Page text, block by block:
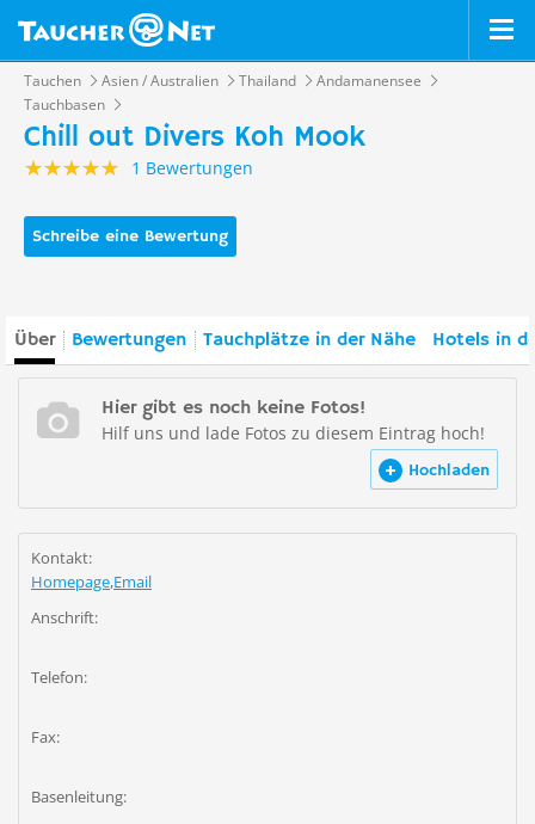
Tauchen Asien / Australien Thailand
Andamanensee
Tauchbasen
Chill out Divers Koh Mook
1 Bewertungen
Schreibe eine Bewertung
Über Bewertungen Tauchplätze in der Nähe Hotels in
Hier gibt es noch keine Fotos!
Hilf uns und lade Fotos zu diesem Eintrag hoch!
Hochladen
Kontakt:
Homepage,Email
Anschrift:
Telefon:
Fax:
Basenleitung: